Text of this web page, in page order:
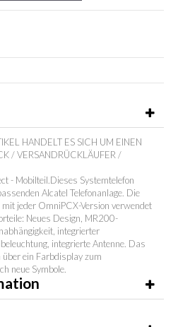
HANDELT ES SICH UM EINEN
/ VERSANDRÜCKLÄUFER /
- Mobilteil.Dieses Systemtelefon
Alcatel Telefonanlage. Die
mit jeder OmniPCX-Version verwendet
Neues Design, MR200-
integrierter
integrierte Antenne. Das
ein Farbdisplay zum
neue Symbole.